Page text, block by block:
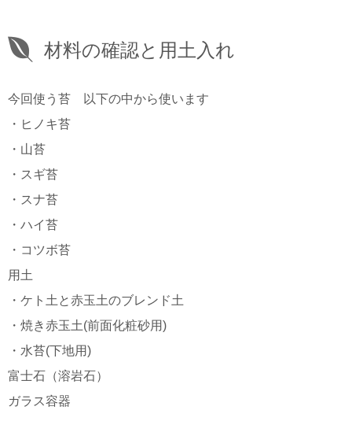
材料の確認と用土入れ
今回使う苔 以下の中から使います
・ヒノキ苔
・山苔
・スギ苔
・スナ苔
・ハイ苔
・コツボ苔
用土
・ケト土と赤玉土のブレンド土
・焼き赤玉土(前面化粧砂用)
・水苔(下地用)
富士石（溶岩石）
ガラス容器